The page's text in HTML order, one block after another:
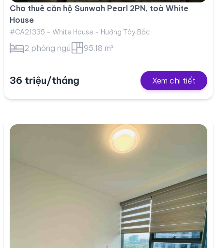
Cho thuê căn hộ Sunwah Pearl 2PN, toà White
House
#CA21335 - White House - Hướng Tây Bắc
2 phòng ngủ 95.18 m²
36 triệu/tháng Xem chi tiết